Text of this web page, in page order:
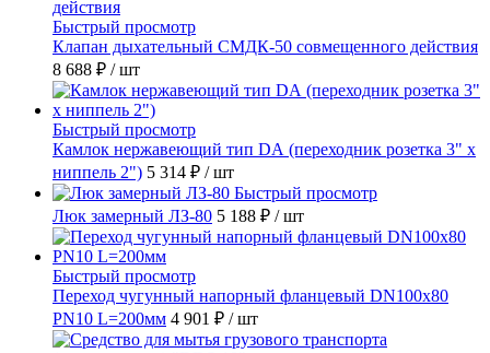
Быстрый просмотр
Клапан дыхательный СМДК-50 совмещенного действия
8 688 ₽ / шт
Быстрый просмотр
Камлок нержавеющий тип DА (переходник розетка 3" х
ниппель 2") 5 314 ₽ / шт
Быстрый просмотр
Люк замерный ЛЗ-80 5 188 ₽ / шт
Быстрый просмотр
Переход чугунный напорный фланцевый DN100х80
PN10 L=200мм 4 901 ₽ / шт